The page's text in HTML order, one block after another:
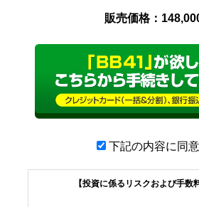
販売価格：
下記の内容に同